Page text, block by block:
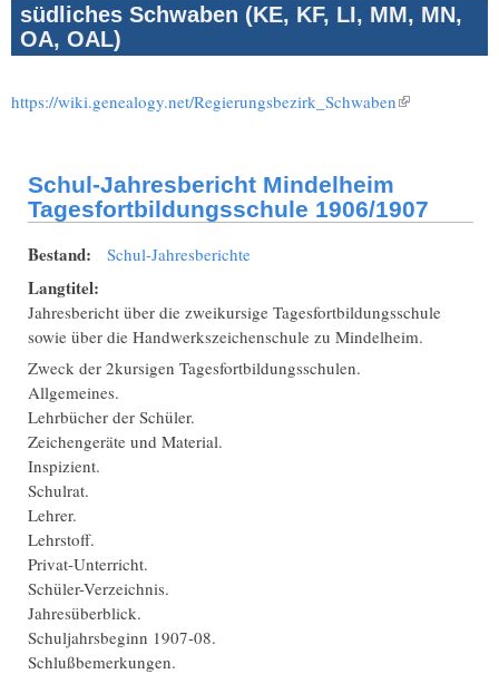
südliches Schwaben (KE, KF, LI, MM, MN,
OA, OAL)
https://wiki.genealogy.net/Regierungsbezirk_Schwaben(Link ist
Schul-Jahresbericht Mindelheim
Tagesfortbildungsschule 1906/1907
Bestand: Schul-Jahresberichte
Langtitel:
Jahresbericht über die zweikursige Tagesfortbildungsschule
sowie über die Handwerkszeichenschule zu Mindelheim.
Zweck der 2kursigen Tagesfortbildungsschulen.
Allgemeines.
Lehrbücher der Schüler.
Zeichengeräte und Material.
Inspizient.
Schulrat.
Lehrer.
Lehrstoff.
Privat-Unterricht.
Schüler-Verzeichnis.
Jahresüberblick.
Schuljahrsbeginn 1907-08.
Schlußbemerkungen.